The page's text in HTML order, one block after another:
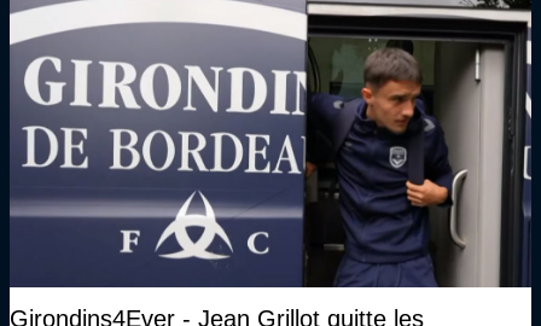
Girondins4Ever - Jean Grillot quitte les